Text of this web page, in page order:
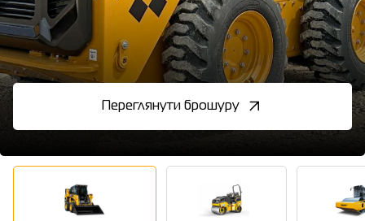
Переглянути брошуру